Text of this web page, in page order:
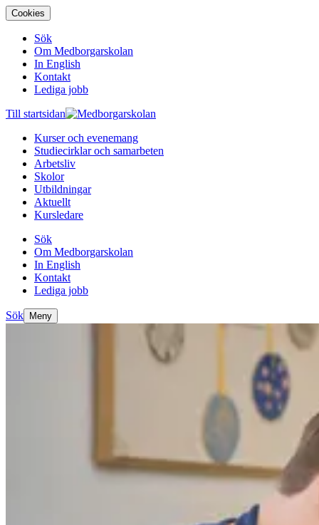
Cookies
Sök
Om Medborgarskolan
In English
Kontakt
Lediga jobb
Till startsidan
Kurser och evenemang
Studiecirklar och samarbeten
Arbetsliv
Skolor
Utbildningar
Aktuellt
Kursledare
Sök
Om Medborgarskolan
In English
Kontakt
Lediga jobb
Sök Meny